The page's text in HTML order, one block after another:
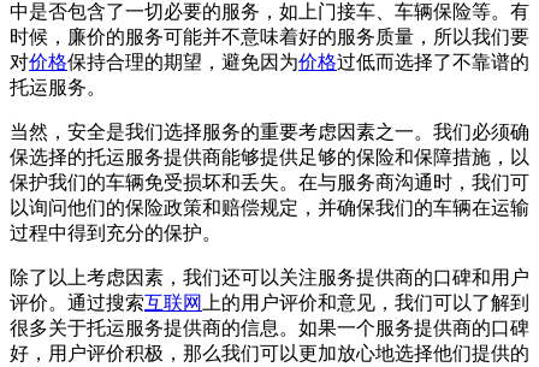
中是否包含了一切必要的服务，如上门接车、车辆保险等。有
时候，廉价的服务可能并不意味着好的服务质量，所以我们要
对价格保持合理的期望，避免因为价格过低而选择了不靠谱的
托运服务。
当然，安全是我们选择服务的重要考虑因素之一。我们必须确
保选择的托运服务提供商能够提供足够的保险和保障措施，以
保护我们的车辆免受损坏和丢失。在与服务商沟通时，我们可
以询问他们的保险政策和赔偿规定，并确保我们的车辆在运输
过程中得到充分的保护。
除了以上考虑因素，我们还可以关注服务提供商的口碑和用户
评价。通过搜索互联网
上的用户评价和意见，我们可以了解到
很多关于托运服务提供商的信息。如果一个服务提供商的口碑
好，用户评价积极，那么我们可以更加放心地选择他们提供的